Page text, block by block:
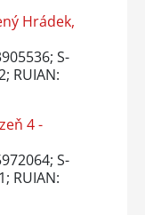
Hrádek,
S-
RUIAN:
4 -
S-
RUIAN: